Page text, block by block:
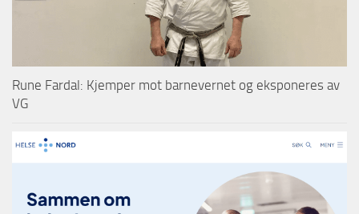
Rune Fardal: Kjemper mot barnevernet og eksponeres av
VG